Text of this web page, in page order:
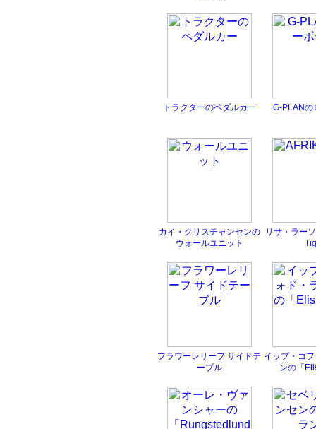
トラクターのペダルカー G-PLANの
カイ・クリスチャンセンの
ウォールユニット
リサ・ラー
フラワーレリーフ サイドテ
ーブル
イップ・コ
ンの「